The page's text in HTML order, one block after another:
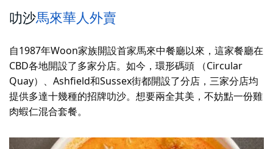
叻沙馬來華人外賣
自1987年Woon家族開設首家馬來中餐廳以來，這家餐廳在
CBD各地開設了多家分店。如今，環形碼頭 （Circular
Quay）、Ashfield和Sussex街都開設了分店，三家分店均
提供多達十幾種的招牌叻沙。想要兩全其美，不妨點一份雞
肉蝦仁混合套餐。